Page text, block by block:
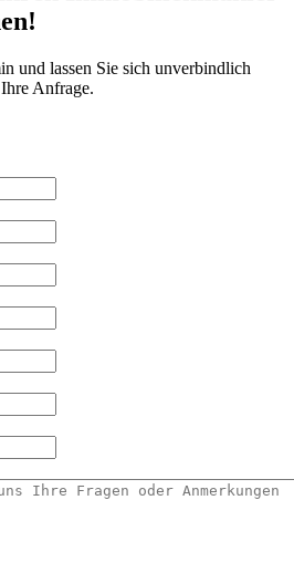
und lassen Sie sich unverbindlich
Anfrage.